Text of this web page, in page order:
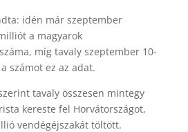
idén már szeptember
a magyarok
míg tavaly szeptember 10-
számot ez az adat.
tavaly összesen mintegy
kereste fel Horvátországot,
vendégéjszakát töltött.